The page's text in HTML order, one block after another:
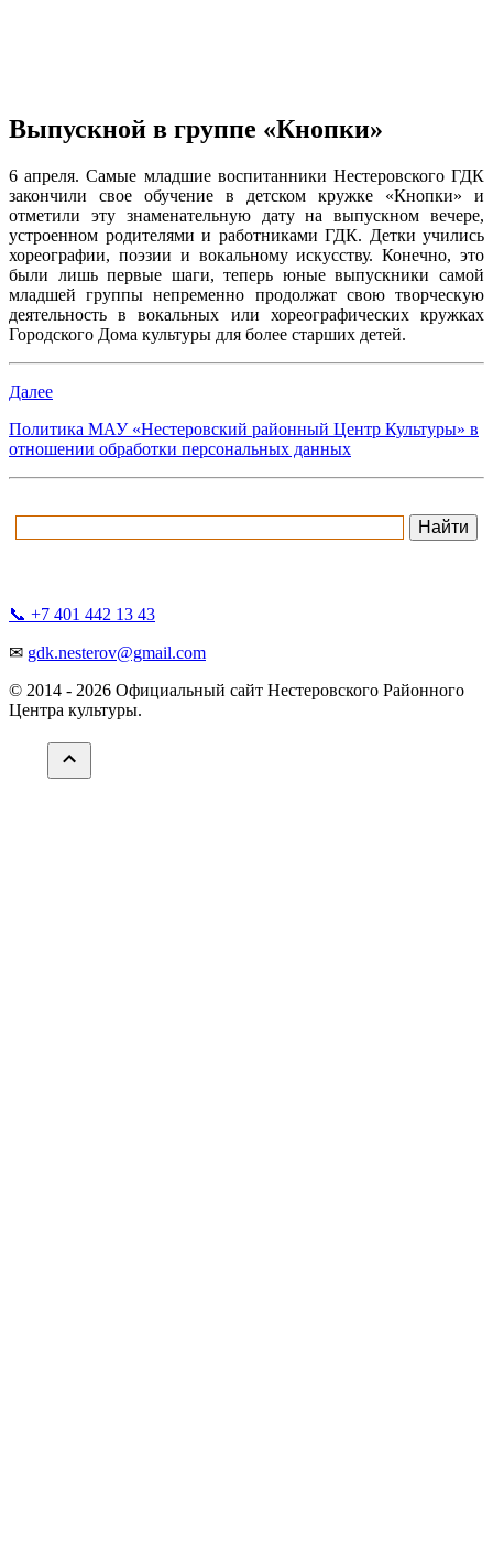
Выпускной в группе «Кнопки»
6 апреля. Самые младшие воспитанники Нестеровского ГДК
закончили свое обучение в детском кружке «Кнопки» и
отметили эту знаменательную дату на выпускном вечере,
устроенном родителями и работниками ГДК. Детки учились
хореографии, поэзии и вокальному искусству. Конечно, это
были лишь первые шаги, теперь юные выпускники самой
младшей группы непременно продолжат свою творческую
деятельность в вокальных или хореографических кружках
Городского Дома культуры для более старших детей.
Далее
Политика МАУ «Нестеровский районный Центр Культуры» в
отношении обработки персональных данных
📞 +7 401 442 13 43
✉ gdk.nesterov@gmail.com
© 2014 - 2026 Официальный сайт Нестеровского Районного
Центра культуры.